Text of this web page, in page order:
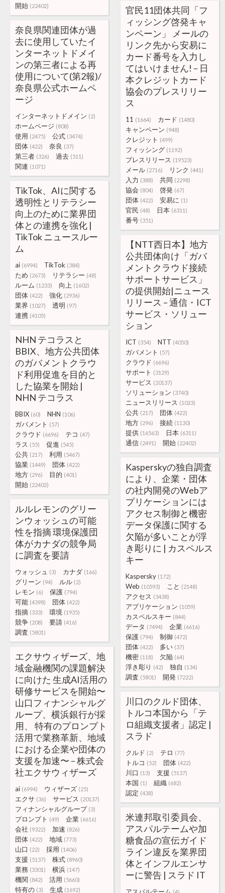
開始 (22402)
官民11団体共同「フ
ィッシング啓発キャ
ンペーン」 メールの
リンク先から安易に
カード番号を入力し
てはいけません! – 日
本クレジットカード
協会のプレスリリー
ス
11 (1664) カード (1480)
キャンペーン (948)
クレジット (499)
フィッシング (1192)
プレスリリース (19523)
メール (2716) リンク (441)
入力 (388) 共同 (2298)
協会 (804) 啓発 (67)
団体 (422) 安易に (1)
官民 (48) 日本 (6311)
番号 (351)
奈良県関連団体が過
去に使用していたイ
ンターネットドメイ
ンの第三者による再
使用について(第2報)/
奈良県公式ホームペ
ージ
インターネットドメイン (2)
ホームページ (808)
使用 (2475) 公式 (3474)
団体 (422) 奈良 (37)
第三者 (326) 過去 (511)
関連 (1071)
TikTok、AIに関する
透明性とリテラシー
向上のために業界団
体との連携を強化 |
TikTok ニュースルー
ム
ai (6994) TikTok (384)
ため (2673) リテラシー (48)
ルーム (1233) 向上 (1602)
団体 (422) 強化 (2936)
業界 (1027) 透明 (97)
連携 (4105)
【NTT西日本】地方
公共団体向け「ガバ
メントクラウド接続
サポートサービス」
の提供開始|ニュース
リリース – 通信・ICT
サービス・ソリュー
ション
ICT (354) NTT (4050)
ガバメント (57)
クラウド (6696)
サポート (3129)
サービス (20137)
ソリューション (3740)
ニュースリリース (1023)
公共 (217) 団体 (422)
地方 (296) 接続 (1130)
提供 (16563) 日本 (6311)
通信 (2491) 開始 (22402)
NHN テコラスと
BBIX、地方公共団体
のガバメントクラウ
ド利用促進を目的と
した協業を開始 |
NHN テコラス
BBIX (60) NHN (106)
ガバメント (57)
クラウド (6696) テコ (47)
ラス (55) 促進 (545)
公共 (217) 利用 (5467)
協業 (1449) 団体 (422)
地方 (296) 目的 (401)
開始 (22402)
Kasperskyの独自調査
により、企業・団体
の社内開発のWebア
プリケーションには
アクセス制御と機密
データ保護に関する
欠陥が多いことが浮
き彫りに | カスペルス
キー
Kaspersky (172)
Web (10593) こと (2148)
アクセス (3438)
アプリケーション (1059)
カスペルスキー (844)
データ (7494) 企業 (6616)
保護 (794) 制御 (472)
団体 (422) 多い (37)
機密 (118) 欠陥 (64)
浮き彫り (42) 独自 (134)
調査 (5801) 開発 (7222)
ルルレモンのグリー
ンウォッシュの可能
性を指摘 環境保護団
体がカナダの競争局
に調査を要請
ウォッシュ (3) カナダ (166)
グリーン (94) ルル (2)
レモン (6) 保護 (794)
可能 (4398) 団体 (422)
指摘 (333) 環境 (1935)
競争 (208) 要請 (416)
調査 (5801)
エクサウィザーズ、地
域金融機関の課題解決
に向けた 生成AI活用の
研修サービスを開始〜
山口フィナンシャルグ
ループ、横浜銀行が採
用、 特有のプロンプト
活用で業務革新、地域
における企業や団体の
支援を加速〜 – 株式会
社エクサウィザーズ
ai (6994) ウィザーズ (25)
エクサ (36) サービス (20137)
フィナンシャルグループ (3)
プロンプト (49) 企業 (6616)
会社 (9322) 加速 (826)
団体 (422) 地域 (773)
山口 (22) 採用 (1406)
支援 (5137) 株式 (8960)
業務 (3301) 横浜 (147)
機関 (842) 活用 (5660)
特有の (3) 生成 (1692)
川口のクルド団体、
トルコ本国から「テ
ロ組織支援者」認定 |
スラド
クルド (2) テロ (77)
トルコ (52) 団体 (422)
川口 (13) 支援 (5137)
本国 (1) 組織 (682)
認定 (438)
米連邦取引委員会、
アスパルテームや加
糖食品の宣伝ガイド
ライン違反を業界団
体とインフルエンサ
ーに警告 | スラド IT